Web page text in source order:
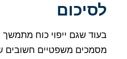
שגם ייפוי כוח מתמשך וגם
משפטיים חשובים שיכולים